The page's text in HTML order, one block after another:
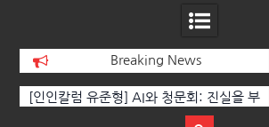
Breaking News
실을 부
‘K-AI 아트 거장’ 장인보 감독, Ai